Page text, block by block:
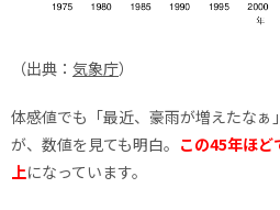
（出典： 気象庁）
体感値でも「最近、豪雨が増えたなぁ
が、数値を見ても明白。 この45年ほど
上になっています。